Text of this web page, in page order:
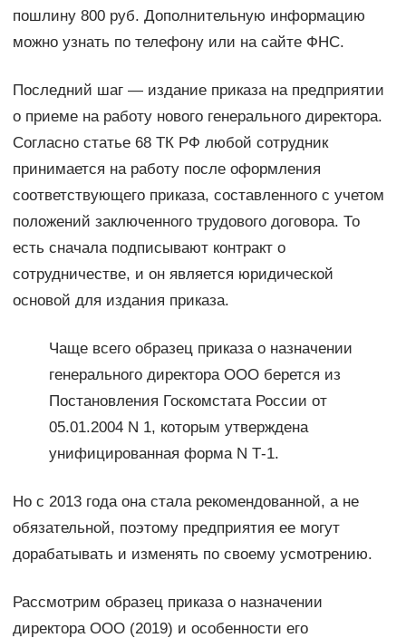
пошлину 800 руб. Дополнительную информацию
можно узнать по телефону или на сайте ФНС.
Последний шаг — издание приказа на предприятии
о приеме на работу нового генерального директора.
Согласно статье 68 ТК РФ любой сотрудник
принимается на работу после оформления
соответствующего приказа, составленного с учетом
положений заключенного трудового договора. То
есть сначала подписывают контракт о
сотрудничестве, и он является юридической
основой для издания приказа.
Чаще всего образец приказа о назначении
генерального директора ООО берется из
Постановления Госкомстата России от
05.01.2004 N 1, которым утверждена
унифицированная форма N Т-1.
Но с 2013 года она стала рекомендованной, а не
обязательной, поэтому предприятия ее могут
дорабатывать и изменять по своему усмотрению.
Рассмотрим образец приказа о назначении
директора ООО (2019) и особенности его